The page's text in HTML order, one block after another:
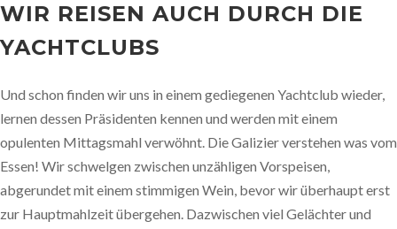
WIR REISEN AUCH DURCH DIE
YACHTCLUBS
Und schon finden wir uns in einem gediegenen Yachtclub wieder,
lernen dessen Präsidenten kennen und werden mit einem
opulenten Mittagsmahl verwöhnt. Die Galizier verstehen was vom
Essen! Wir schwelgen zwischen unzähligen Vorspeisen,
abgerundet mit einem stimmigen Wein, bevor wir überhaupt erst
zur Hauptmahlzeit übergehen. Dazwischen viel Gelächter und